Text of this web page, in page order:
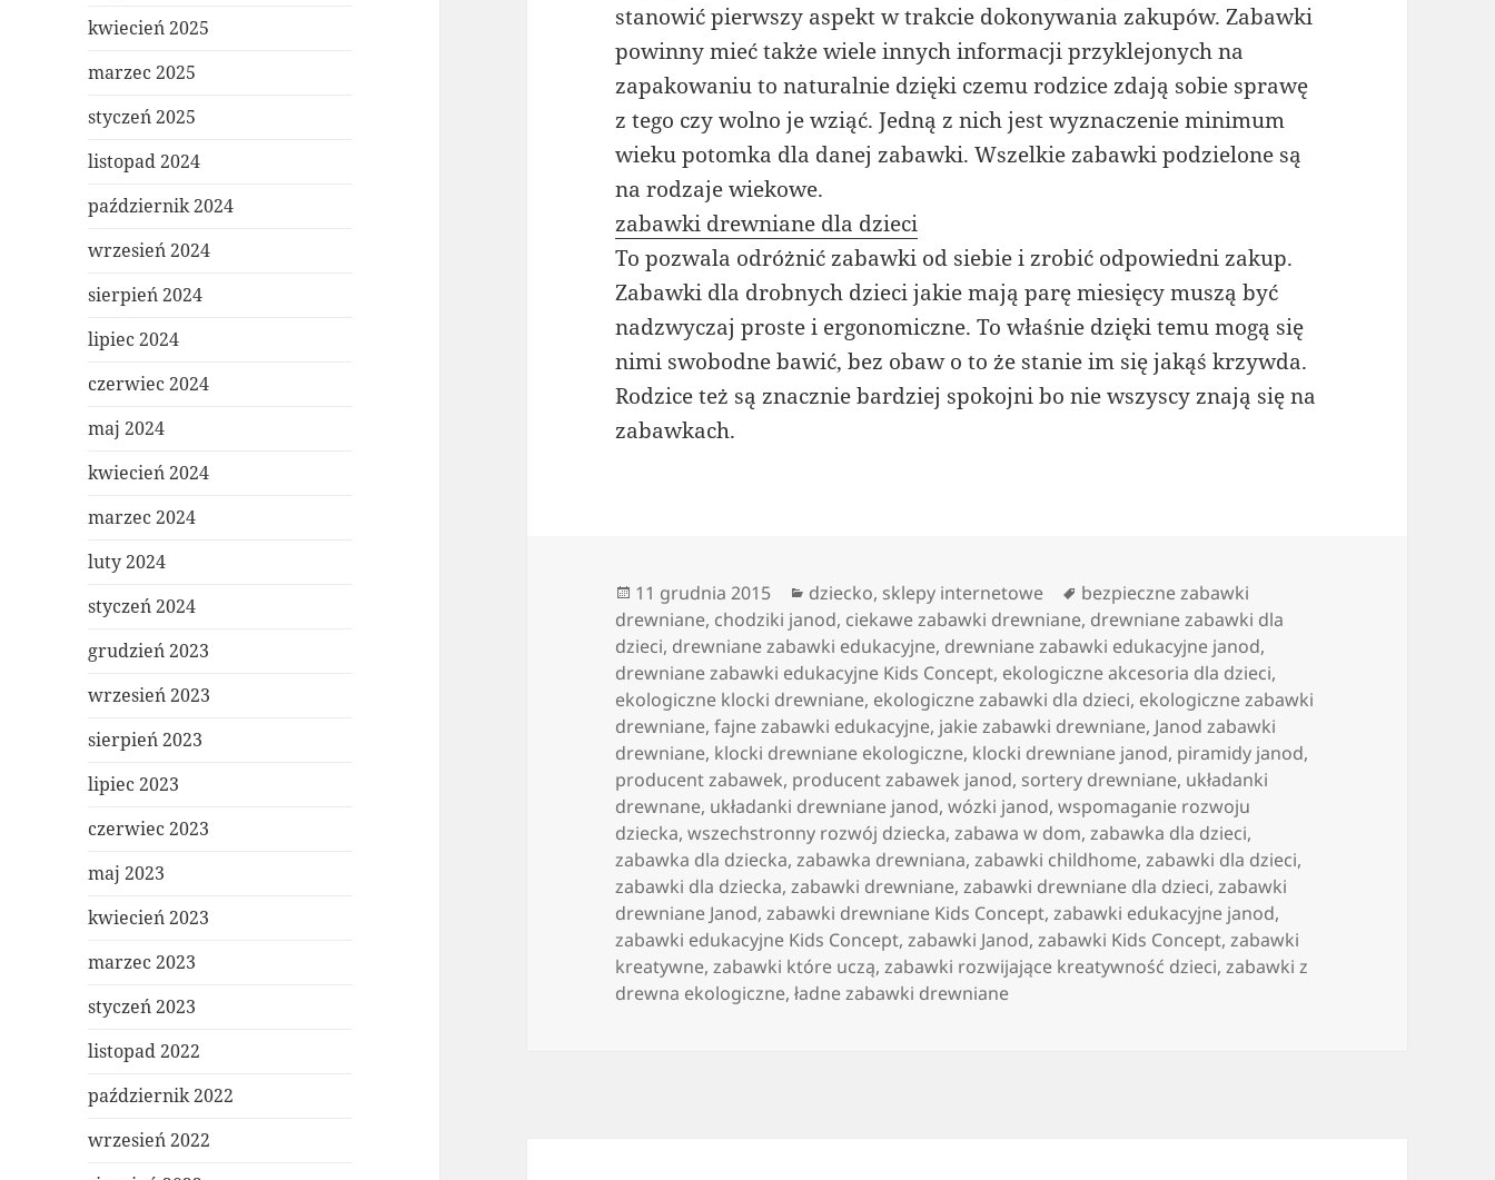
kwiecień 2025
marzec 2025
styczeń 2025
listopad 2024
październik 2024
wrzesień 2024
sierpień 2024
lipiec 2024
czerwiec 2024
maj 2024
kwiecień 2024
marzec 2024
luty 2024
styczeń 2024
grudzień 2023
wrzesień 2023
sierpień 2023
lipiec 2023
czerwiec 2023
maj 2023
kwiecień 2023
marzec 2023
styczeń 2023
listopad 2022
październik 2022
wrzesień 2022
stanowić pierwszy aspekt w trakcie dokonywania zakupów. Zabawki
powinny mieć także wiele innych informacji przyklejonych na
zapakowaniu to naturalnie dzięki czemu rodzice zdają sobie sprawę
z tego czy wolno je wziąć. Jedną z nich jest wyznaczenie minimum
wieku potomka dla danej zabawki. Wszelkie zabawki podzielone są
na rodzaje wiekowe.
zabawki drewniane dla dzieci
To pozwala odróżnić zabawki od siebie i zrobić odpowiedni zakup.
Zabawki dla drobnych dzieci jakie mają parę miesięcy muszą być
nadzwyczaj proste i ergonomiczne. To właśnie dzięki temu mogą się
nimi swobodne bawić, bez obaw o to że stanie im się jakąś krzywda.
Rodzice też są znacznie bardziej spokojni bo nie wszyscy znają się na
zabawkach.
Data
publikacji
11 grudnia 2015 Kategorie
dziecko, sklepy internetowe Tagi
bezpieczne zabawki
drewniane, chodziki janod, ciekawe zabawki drewniane, drewniane zabawki dla
dzieci, drewniane zabawki edukacyjne, drewniane zabawki edukacyjne janod,
drewniane zabawki edukacyjne Kids Concept, ekologiczne akcesoria dla dzieci,
ekologiczne klocki drewniane, ekologiczne zabawki dla dzieci, ekologiczne zabawki
drewniane,fajne zabawki edukacyjne, jakie zabawki drewniane, Janod zabawki
drewniane, klocki drewniane ekologiczne, klocki drewniane janod, piramidy janod,
producent zabawek, producent zabawek janod, sortery drewniane, układanki
drewnane, układanki drewniane janod,wózki janod,wspomaganie rozwoju
dziecka,wszechstronny rozwój dziecka,zabawa w dom,zabawka dla dzieci,
zabawka dla dziecka,zabawka drewniana,zabawki childhome,zabawki dla dzieci,
zabawki dla dziecka,zabawki drewniane,zabawki drewniane dla dzieci,zabawki
drewniane Janod,zabawki drewniane Kids Concept,zabawki edukacyjne janod,
zabawki edukacyjne Kids Concept,zabawki Janod,zabawki Kids Concept,zabawki
kreatywne,zabawki które uczą,zabawki rozwijające kreatywność dzieci,zabawki z
drewna ekologiczne,ładne zabawki drewniane